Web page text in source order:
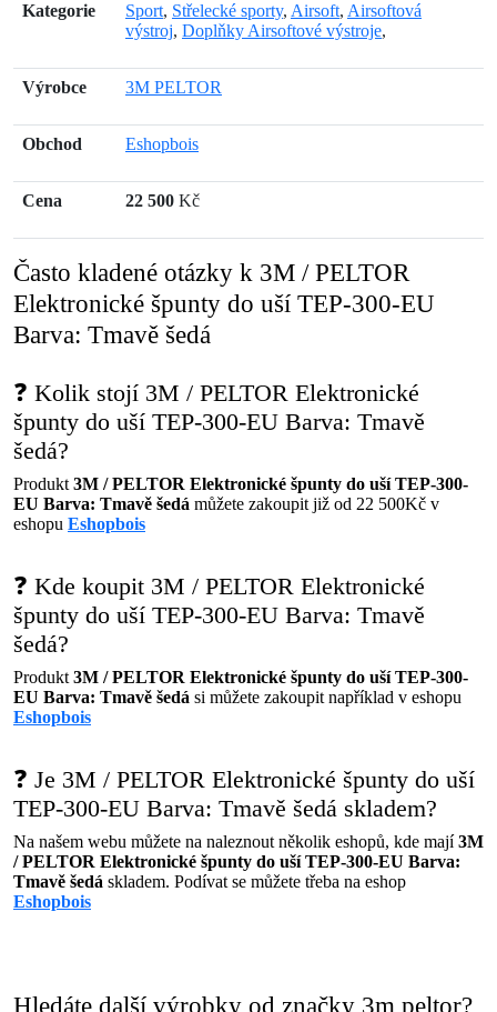
Kategorie Sport, Střelecké sporty, Airsoft, Airsoftová
výstroj, Doplňky Airsoftové výstroje,
Výrobce 3M PELTOR
Obchod Eshopbois
Cena 22 500 Kč
Často kladené otázky k 3M / PELTOR
Elektronické špunty do uší TEP-300-EU
Barva: Tmavě šedá
❓ Kolik stojí 3M / PELTOR Elektronické
špunty do uší TEP-300-EU Barva: Tmavě
šedá?
Produkt 3M / PELTOR Elektronické špunty do uší TEP-300-
EU Barva: Tmavě šedá můžete zakoupit již od 22 500Kč v
eshopu Eshopbois
❓ Kde koupit 3M / PELTOR Elektronické
špunty do uší TEP-300-EU Barva: Tmavě
šedá?
Produkt 3M / PELTOR Elektronické špunty do uší TEP-300-
EU Barva: Tmavě šedá si můžete zakoupit například v eshopu
Eshopbois
❓ Je 3M / PELTOR Elektronické špunty do uší
TEP-300-EU Barva: Tmavě šedá skladem?
Na našem webu můžete na naleznout několik eshopů, kde mají3M
/ PELTOR Elektronické špunty do uší TEP-300-EU Barva:
Tmavě šedá skladem. Podívat se můžete třeba na eshop
Eshopbois
Hledáte další výrobky od značky 3m peltor?